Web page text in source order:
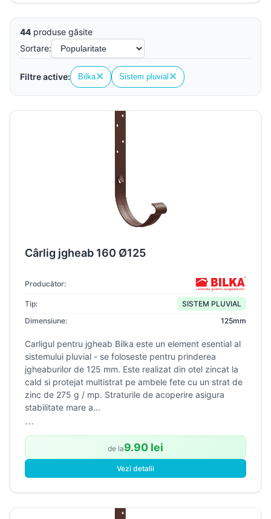
44 produse găsite
Filtre active: Bilka✕ Sistem pluvial ✕
Sortare:
Cârlig jgheab 160 Ø125
Producător:
Tip:
SISTEM PLUVIAL
Dimensiune:
125mm
Carligul pentru jgheab Bilka este un element esential al
sistemului pluvial - se foloseste pentru prinderea
jgheaburilor de 125 mm. Este realizat din otel zincat la
cald si protejat multistrat pe ambele fete cu un strat de
zinc de 275 g / mp. Straturile de acoperire asigura
stabilitate mare a...
...
de la9.90 lei
Vezi detalii